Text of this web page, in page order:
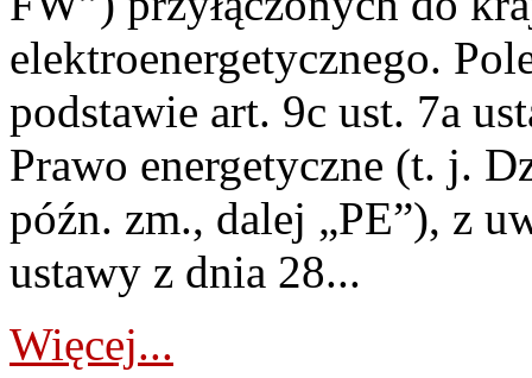
elektroenergetycznego.
podstawie art. 9c ust. 7a
Prawo energetyczne (t. j.
późn. zm., dalej „PE”), z
ustawy z dnia 28...
Więcej...